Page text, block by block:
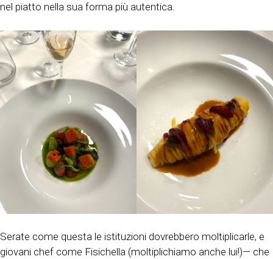
nel piatto nella sua forma più autentica.
Serate come questa le istituzioni dovrebbero moltiplicarle, e
giovani chef come Fisichella (moltiplichiamo anche lui!)— che